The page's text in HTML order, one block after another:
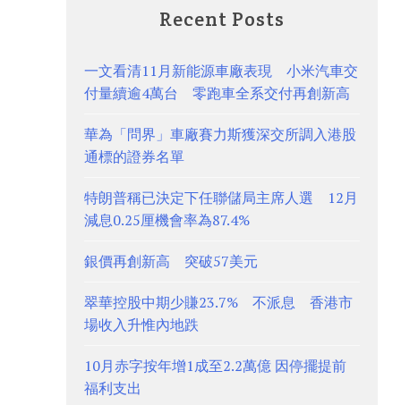
Recent Posts
一文看清11月新能源車廠表現 小米汽車交
付量續逾4萬台 零跑車全系交付再創新高
華為「問界」車廠賽力斯獲深交所調入港股
通標的證券名單
特朗普稱已決定下任聯儲局主席人選 12月
減息0.25厘機會率為87.4%
銀價再創新高 突破57美元
翠華控股中期少賺23.7% 不派息 香港市
場收入升惟內地跌
10月赤字按年增1成至2.2萬億 因停擺提前
福利支出